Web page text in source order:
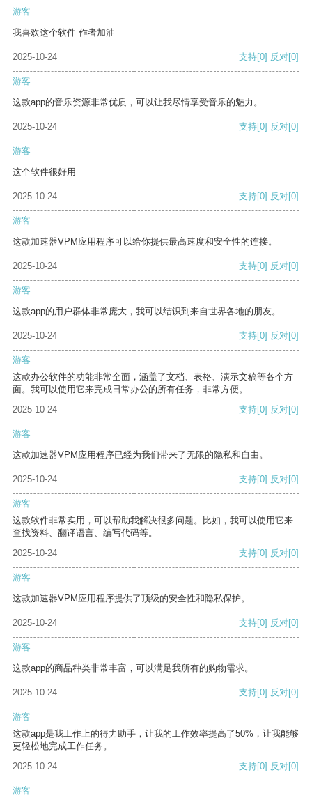
游客
我喜欢这个软件 作者加油
2025-10-24 支持[0] 反对[0]
游客
这款app的音乐资源非常优质，可以让我尽情享受音乐的魅力。
2025-10-24 支持[0] 反对[0]
游客
这个软件很好用
2025-10-24 支持[0] 反对[0]
游客
这款加速器VPM应用程序可以给你提供最高速度和安全性的连接。
2025-10-24 支持[0] 反对[0]
游客
这款app的用户群体非常庞大，我可以结识到来自世界各地的朋友。
2025-10-24 支持[0] 反对[0]
游客
这款办公软件的功能非常全面，涵盖了文档、表格、演示文稿等各个方
面。我可以使用它来完成日常办公的所有任务，非常方便。
2025-10-24
支持[0] 反对[0]
游客
这款加速器VPM应用程序已经为我们带来了无限的隐私和自由。
2025-10-24 支持[0] 反对[0]
游客
这款软件非常实用，可以帮助我解决很多问题。比如，我可以使用它来
查找资料、翻译语言、编写代码等。
2025-10-24
支持[0] 反对[0]
游客
这款加速器VPM应用程序提供了顶级的安全性和隐私保护。
2025-10-24 支持[0] 反对[0]
游客
这款app的商品种类非常丰富，可以满足我所有的购物需求。
2025-10-24 支持[0] 反对[0]
游客
这款app是我工作上的得力助手，让我的工作效率提高了50%，让我能够
更轻松地完成工作任务。
2025-10-24
支持[0] 反对[0]
游客